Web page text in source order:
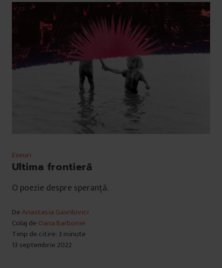
Eseuri
Ultima frontieră
O poezie despre speranță.
DeAnastasia Gavrilovici
Colaj de Oana Barbonie
Timp de citire: 3 minute
13 septembrie 2022